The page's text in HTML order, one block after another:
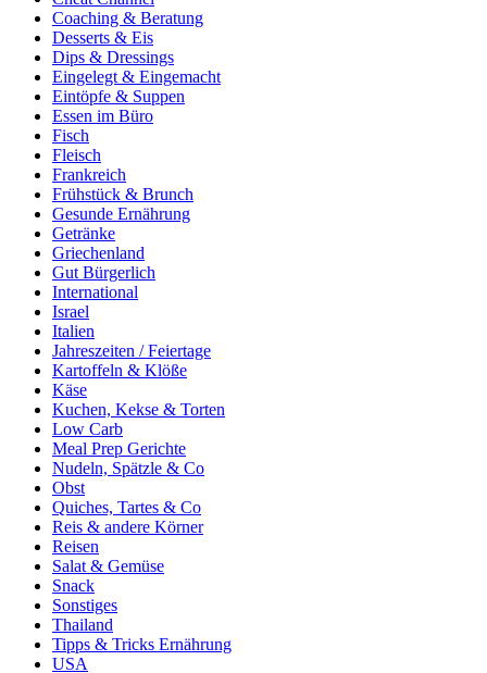
Coaching & Beratung
Desserts & Eis
Dips & Dressings
Eingelegt & Eingemacht
Eintöpfe & Suppen
Essen im Büro
Fisch
Fleisch
Frankreich
Frühstück & Brunch
Gesunde Ernährung
Getränke
Griechenland
Gut Bürgerlich
International
Israel
Italien
Jahreszeiten / Feiertage
Kartoffeln & Klöße
Käse
Kuchen, Kekse & Torten
Low Carb
Meal Prep Gerichte
Nudeln, Spätzle & Co
Obst
Quiches, Tartes & Co
Reis & andere Körner
Reisen
Salat & Gemüse
Snack
Sonstiges
Thailand
Tipps & Tricks Ernährung
USA